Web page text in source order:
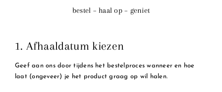
bestel – haal op – geniet
1. Afhaaldatum kiezen
Geef aan ons door tijdens het bestelproces wanneer en hoe
laat (ongeveer) je het product graag op wil halen.